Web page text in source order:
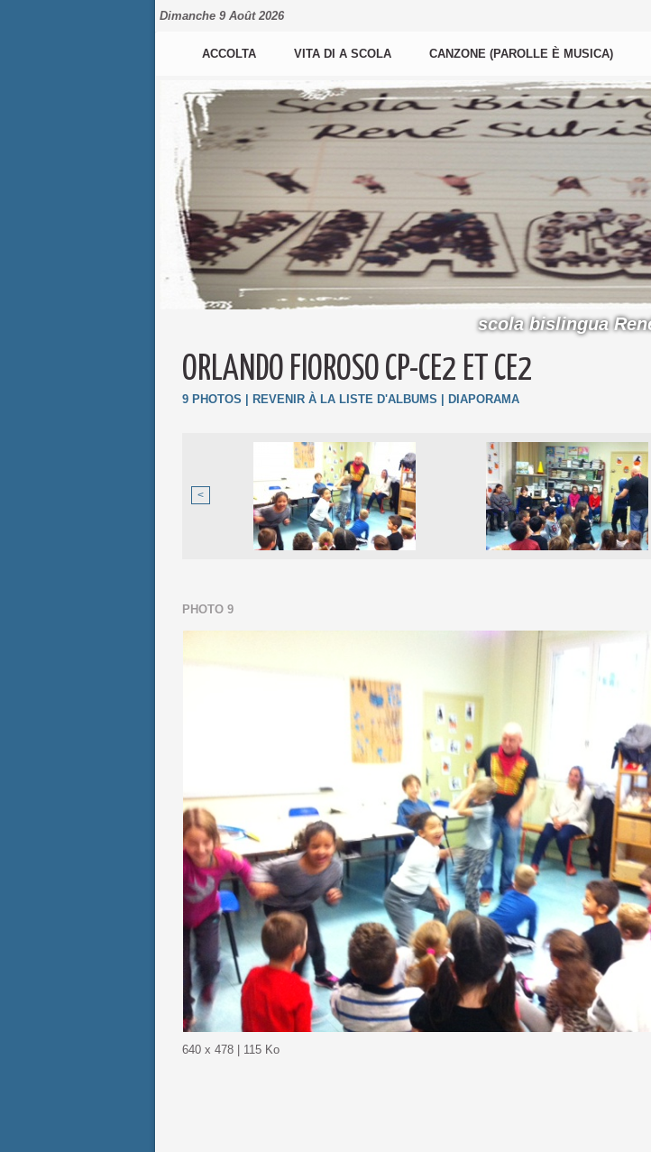
Dimanche 9 Août 2026
ACCOLTA VITA DI A SCOLA CANZONE (PAROLLE È MUSICA)
scola bislingua
ORLANDO FIOROSO CP-CE2 ET CE2
9 PHOTOS REVENIR À LA LISTE D'ALBUMS DIAPORAMA
<
PHOTO 9
640 x 478 | 115 Ko